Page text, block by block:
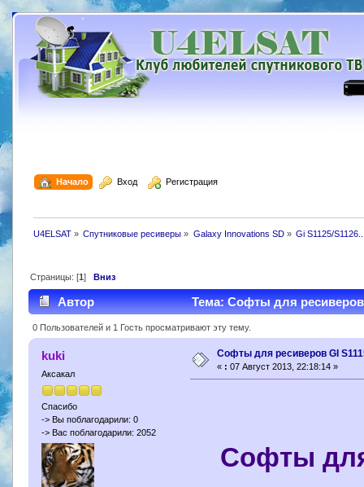
Начало Вход Регистрация
U4ELSAT» Cпутниковые ресиверы » Galaxy Innovations SD» Gi S1125/
Страницы: [1] Вниз
Автор Тема: Софты для ресиверов
0 Пользователей и 1 Гость просматривают эту тему.
kuki
Аксакал
Спасибо
-> Вы поблагодарили: 0
-> Вас поблагодарили: 2052
Софты для ресиверов GI
« : 07 Август 2013, 22:18:14 »
Софты для